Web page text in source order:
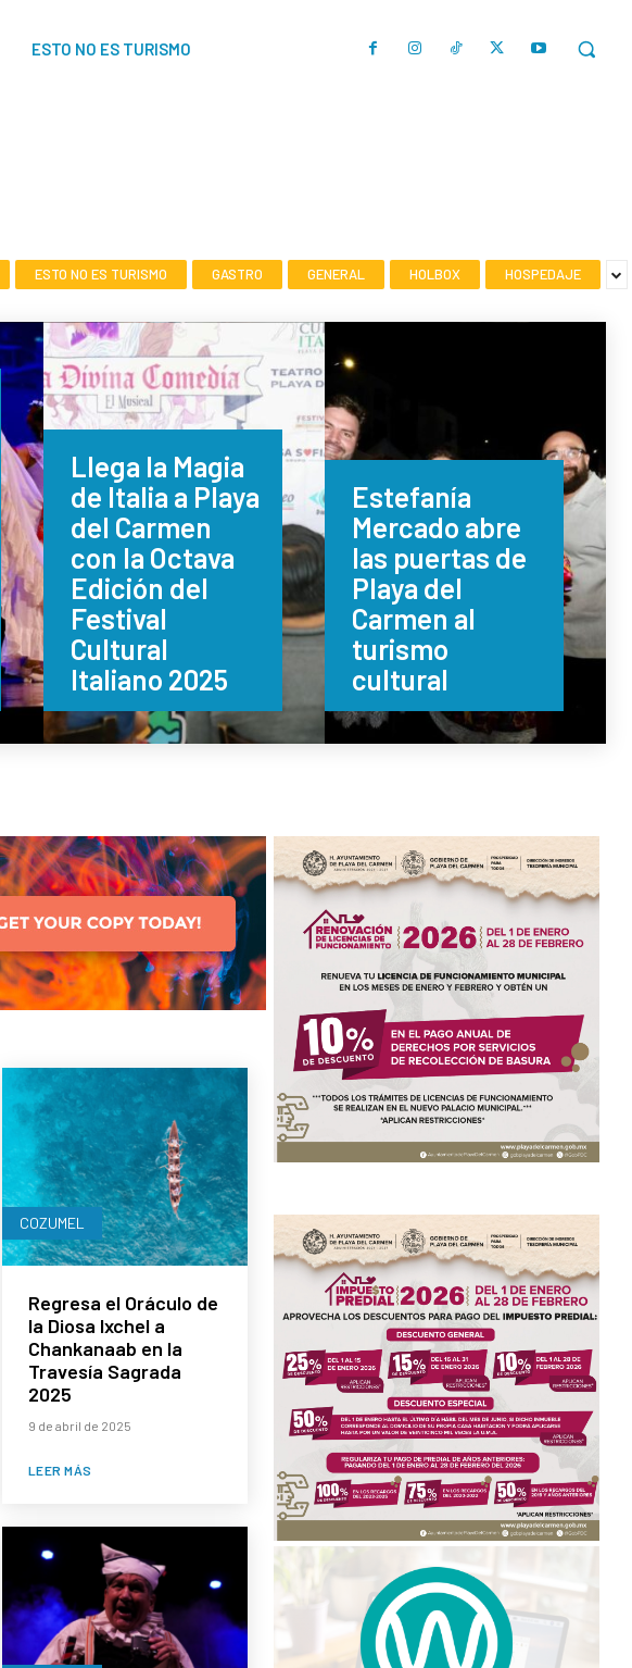
ESTO NO ES TURISMO
ESTO NO ES TURISMO GASTRO GENERAL HOLBOX HOSPEDAJE
Llega la Magia
de Italia a Playa
del Carmen
con la Octava
Edición del
Festival
Cultural
Italiano 2025
Estefanía
Mercado abre
las puertas de
Playa del
Carmen al
turismo
cultural
COZUMEL
Regresa el Oráculo de
la Diosa Ixchel a
Chankanaab en la
Travesía Sagrada
2025
9 de abril de 2025
LEER MÁS